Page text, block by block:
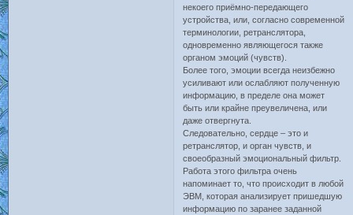
некоего приёмно-передающего
устройства, или, согласно современной
терминологии, ретранслятора,
одновременно являющегося также
органом эмоций (чувств).
Более того, эмоции всегда неизбежно
усиливают или ослабляют полученную
информацию, в пределе она может
быть или крайне преувеличена, или
даже отвергнута.
Следовательно, сердце – это и
ретранслятор, и орган чувств, и
своеобразный эмоциональный фильтр.
Работа этого фильтра очень
напоминает то, что происходит в любой
ЭВМ, которая анализирует пришедшую
информацию по заранее заданной